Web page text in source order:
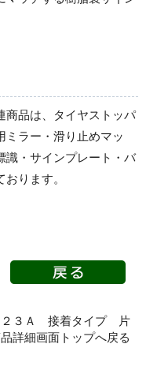
り止めマット等
全標識
商品は、タイヤストッパ
ミラー・滑り止めマッ
識・サインプレート・バ
ります。
２３Ａ 接着タイプ 片
詳細画面トップへ戻る